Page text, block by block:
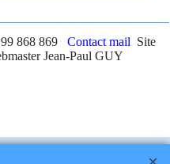
868 869 Contact mail Site
Jean-Paul GUY